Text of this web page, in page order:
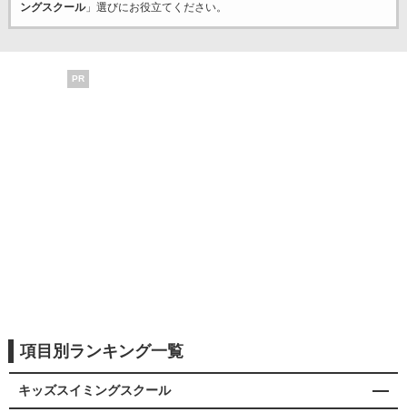
ングスクール」選びにお役立てください。
PR
項目別ランキング一覧
キッズスイミングスクール